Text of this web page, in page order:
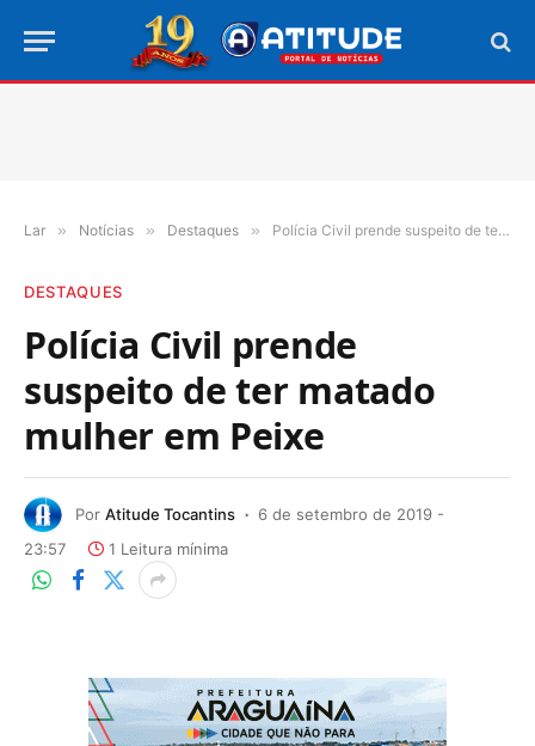
Lar » Notícias » Destaques » Polícia Civil prende suspeito de ter matado mulher em Peixe
DESTAQUES
Polícia Civil prende
suspeito de ter matado
mulher em Peixe
Por Atitude Tocantins
6 de setembro de 2019 -
23:57
1 Leitura mínima